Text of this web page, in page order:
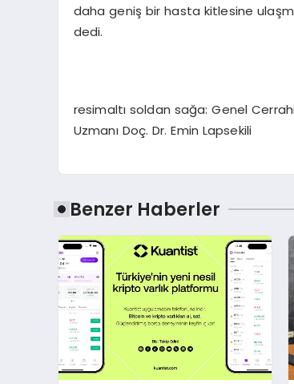
daha geniş bir hasta kitlesine
dedi.
resimaltı soldan sağa: Genel
Uzmanı Doç. Dr. Emin Lapsekili
Benzer Haberler